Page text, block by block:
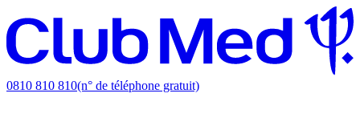
0810 810 810(n° de téléphone gratuit)